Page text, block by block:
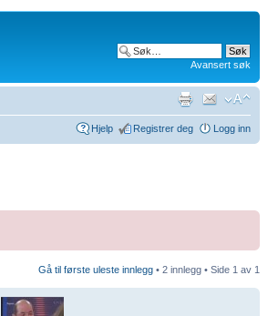
Avansert søk
Hjelp Registrer deg Logg inn
Gå til første uleste innlegg • 2 innlegg • Side 1 av 1